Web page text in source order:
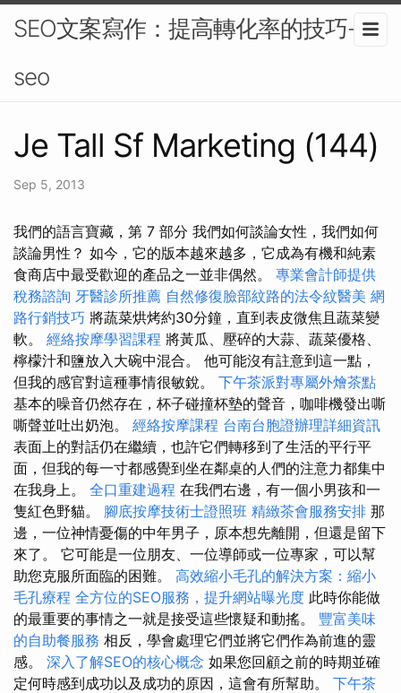
SEO文案寫作：提高轉化率的技巧-
seo
Je Tall Sf Marketing (144)
Sep 5, 2013
我們的語言寶藏，第 7 部分 我們如何談論女性，我們如何
談論男性？ 如今，它的版本越來越多，它成為有機和純素
食商店中最受歡迎的產品之一並非偶然。 專業會計師提供
稅務諮詢 牙醫診所推薦 自然修復臉部紋路的法令紋醫美 網
路行銷技巧 將蔬菜烘烤約30分鐘，直到表皮微焦且蔬菜變
軟。 經絡按摩學習課程 將黃瓜、壓碎的大蒜、蔬菜優格、
檸檬汁和鹽放入大碗中混合。 他可能沒有註意到這一點，
但我的感官對這種事情很敏銳。 下午茶派對專屬外燴茶點
基本的噪音仍然存在，杯子碰撞杯墊的聲音，咖啡機發出嘶
嘶聲並吐出奶泡。 經絡按摩課程 台南台胞證辦理詳細資訊
表面上的對話仍在繼續，也許它們轉移到了生活的平行平
面，但我的每一寸都感覺到坐在鄰桌的人們的注意力都集中
在我身上。 全口重建過程 在我們右邊，有一個小男孩和一
隻紅色野貓。 腳底按摩技術士證照班 精緻茶會服務安排 那
邊，一位神情憂傷的中年男子，原本想先離開，但還是留下
來了。 它可能是一位朋友、一位導師或一位專家，可以幫
助您克服所面臨的困難。 高效縮小毛孔的解決方案：縮小
毛孔療程 全方位的SEO服務，提升網站曝光度 此時你能做
的最重要的事情之一就是接受這些懷疑和動搖。 豐富美味
的自助餐服務 相反，學會處理它們並將它們作為前進的靈
感。 深入了解SEO的核心概念 如果您回顧之前的時期並確
定何時感到成功以及成功的原因，這會有所幫助。 下午茶